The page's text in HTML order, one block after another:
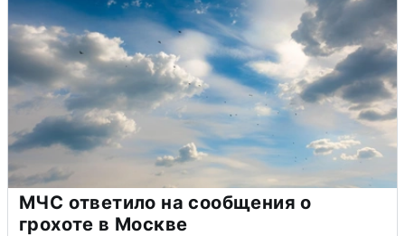
МЧС ответило на сообщения о
грохоте в Москве